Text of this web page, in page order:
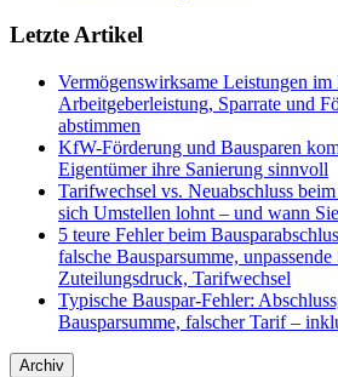
Letzte Artikel
Vermögenswirksame Leistungen im
Arbeitgeberleistung, Sparrate und
abstimmen
KfW-Förderung und Bausparen
Eigentümer ihre Sanierung sinnvoll
Tarifwechsel vs. Neuabschluss
sich Umstellen lohnt – und wann
5 teure Fehler beim
falsche Bausparsumme, unpassende
Zuteilungsdruck, Tarifwechsel
Typische Bauspar-Fehler:
Bausparsumme, falscher Tarif –
Archiv